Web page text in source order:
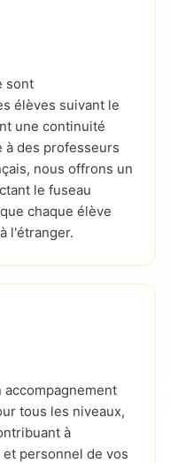
sont
élèves suivant le
une continuité
à des professeurs
nous offrons un
le fuseau
chaque élève
l'étranger.
accompagnement
tous les niveaux,
à
personnel de vos